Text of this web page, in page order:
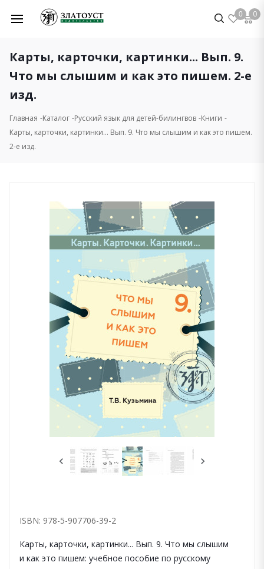
0 0
Карты, карточки, картинки... Вып. 9.
Что мы слышим и как это пишем. 2-е
изд.
Главная Каталог Русский язык для детей-билингвов Книги
Карты, карточки, картинки... Вып. 9. Что мы слышим и как это пишем.
2-е изд.
ISBN: 978-5-907706-39-2
Карты, карточки, картинки... Вып. 9. Что мы слышим
и как это пишем: учебное пособие по русскому